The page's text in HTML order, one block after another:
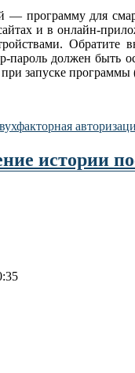
— программу для
и в онлайн-
Обратите
пароль должен быть
запуске программы
истории